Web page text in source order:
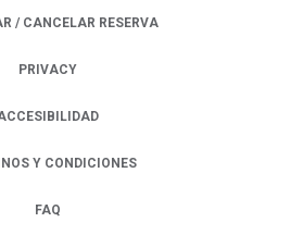
/ CANCELAR RESERVA
PRIVACY
OPENS IN A NEW TAB.
Y CONDICIONES
FAQ